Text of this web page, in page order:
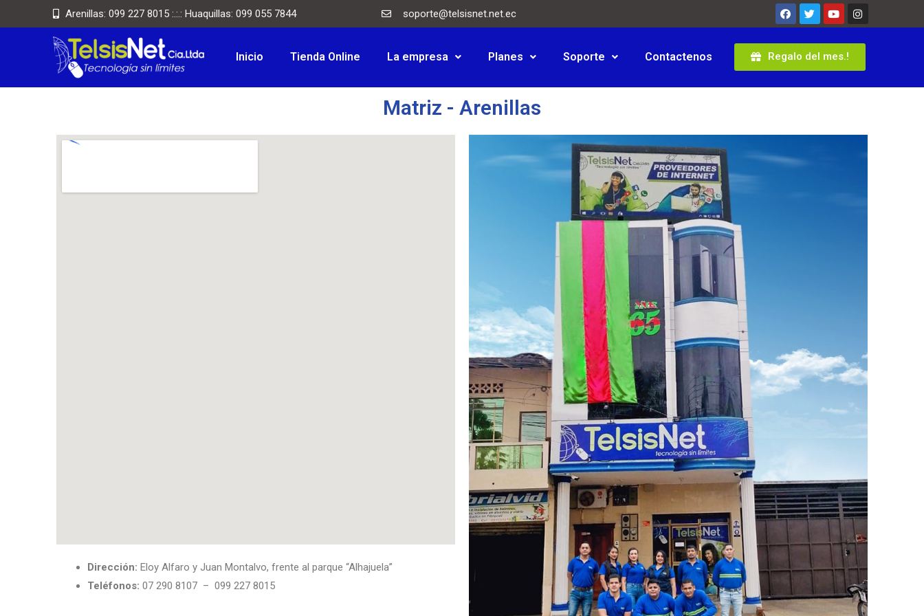
Arenillas: 099 227 8015 :.:.: Huaquillas: 099 055 7844 soporte@telsisnet.net.ec
Inicio Tienda Online La empresa Planes Soporte Contactenos Regalo del mes.!
Matriz - Arenillas
Dirección: Eloy Alfaro y Juan Montalvo, frente al parque “Alhajuela”
Teléfonos: 07 290 8107 – 099 227 8015